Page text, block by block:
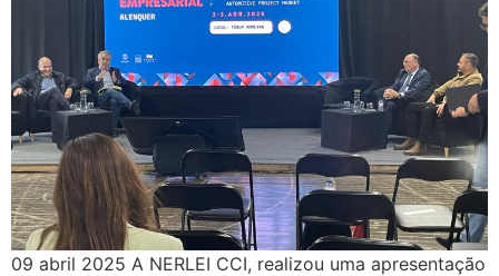
09 abril 2025 A NERLEI CCI, realizou uma apresentação